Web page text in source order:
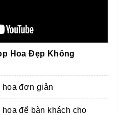
Hoa Đẹp Không
đơn giản
để bàn khách cho